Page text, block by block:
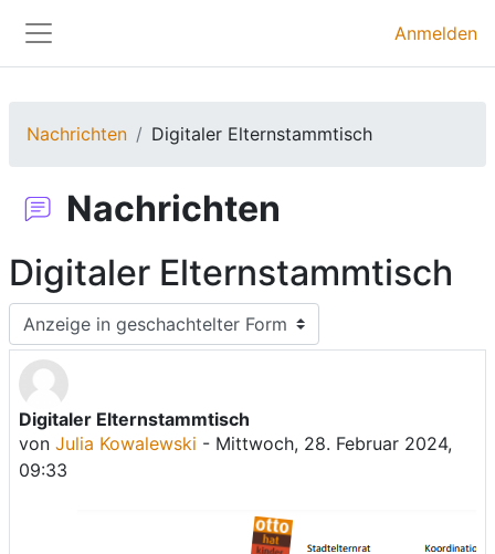
Website-Übersicht
Anmelden
Nachrichten Digitaler Elternstammtisch
Nachrichten
Digitaler Elternstammtisch
Anzeigemodus
Digitaler Elternstammtisch
von Julia Kowalewski - Mittwoch, 28. Februar 2024,
09:33
Anzahl Antworten: 0